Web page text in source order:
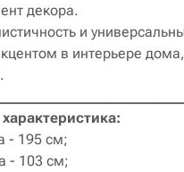
декора.
и
в интерьере
- 195 см;
- 103 см;